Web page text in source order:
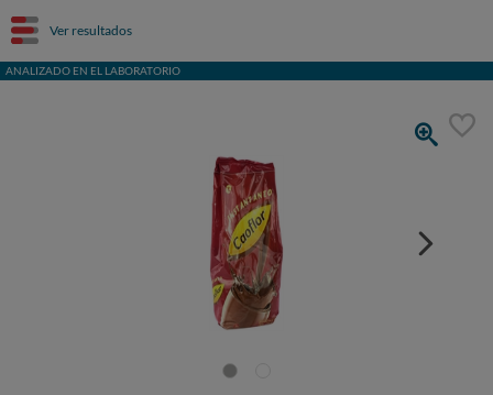
Ver resultados
ANALIZADO EN EL LABORATORIO